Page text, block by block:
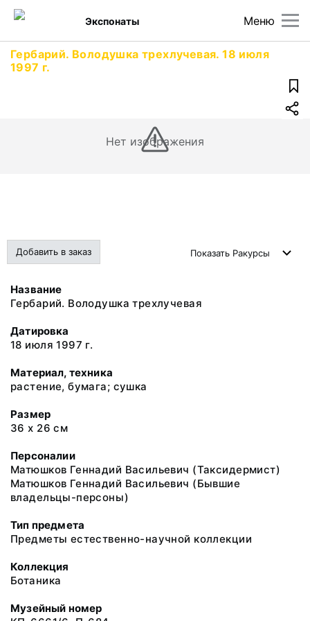
Меню
Экспонаты
Гербарий. Володушка трехлучевая. 18 июля
1997 г.
Нет изображения
Добавить в заказ Показать Ракурсы
Название
Гербарий. Володушка трехлучевая
Датировка
18 июля 1997 г.
Материал, техника
растение, бумага; сушка
Размер
36 х 26 см
Персоналии
Матюшков Геннадий Васильевич (Таксидермист)
Матюшков Геннадий Васильевич (Бывшие
владельцы-персоны)
Тип предмета
Предметы естественно-научной коллекции
Коллекция
Ботаника
Музейный номер